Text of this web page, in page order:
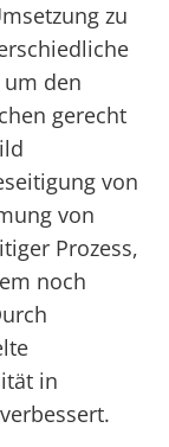
zu
um den
gerecht
von
von
Prozess,
noch
in